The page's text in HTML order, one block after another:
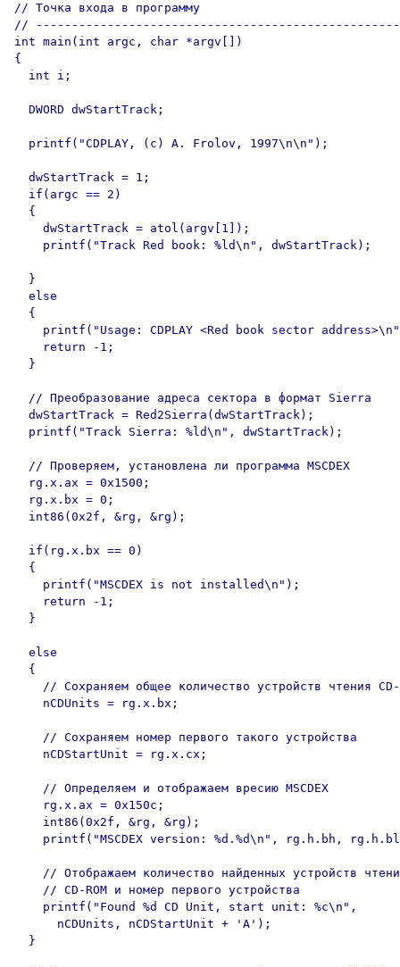
// Точка входа в программу
// ---------------------------------------------------
int main(int argc, char *argv[])
{
  int i;
  DWORD dwStartTrack;
  printf("CDPLAY, (c) A. Frolov, 1997\n\n");
  dwStartTrack = 1;
  if(argc == 2)
  {
    dwStartTrack = atol(argv[1]);
    printf("Track Red book: %ld\n", dwStartTrack);
  }
  else
  {
printf("Usage: CDPLAY <Red book sector
    return -1;
  }
  // Преобразование адреса сектора в формат Sierra
  dwStartTrack = Red2Sierra(dwStartTrack);
  printf("Track Sierra: %ld\n", dwStartTrack);
  // Проверяем, установлена ли программа MSCDEX
  rg.x.ax = 0x1500;
  rg.x.bx = 0;
  int86(0x2f, &rg, &rg);
  if(rg.x.bx == 0)
  {
    printf("MSCDEX is not installed\n");
    return -1;
  }
  else
  {
// Сохраняем общее количество устройств чтения
    nCDUnits = rg.x.bx;
    // Сохраняем номер первого такого устройства
    nCDStartUnit = rg.x.cx;
    // Определяем и отображаем вресию MSCDEX
    rg.x.ax = 0x150c;
    int86(0x2f, &rg, &rg);
printf("MSCDEX version: %d.%d\n", rg.h.bh,
// Отображаем количество найденных устройств
    // CD-ROM и номер первого устройства
    printf("Found %d CD Unit, start unit: %c\n",
      nCDUnits, nCDStartUnit + 'A');
  }